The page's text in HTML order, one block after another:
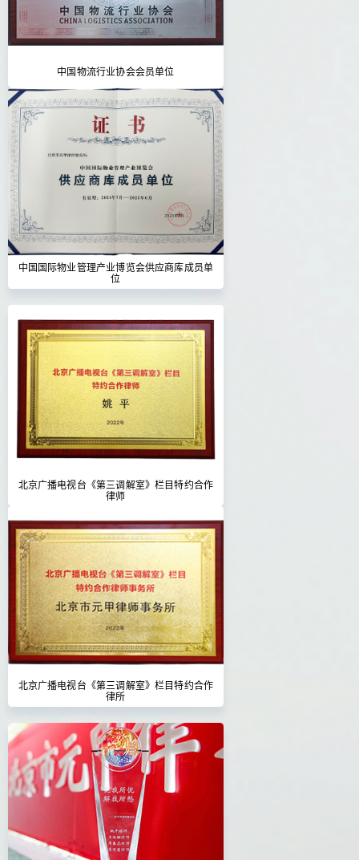
中国物流行业协会会员单位
中国国际物业管理产业博览会供应商库成员单
位
北京广播电视台《第三调解室》栏目特约合作
律师
北京广播电视台《第三调解室》栏目特约合作
律所